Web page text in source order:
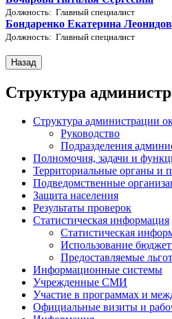
Должность: Главный специалист
Бондаренко Екатерина
Должность: Главный специалист
Структура
Структура администрации
Руководство
Подразделения
Полномочия, задачи и
Территориальные органы и
Подведомственные
Защита населения
Результаты проверок
Статистическая информация
Статистическая
Использование
Предоставляемые
Информационные системы
Учрежденные СМИ
Участие в программах и
Официальные визиты и